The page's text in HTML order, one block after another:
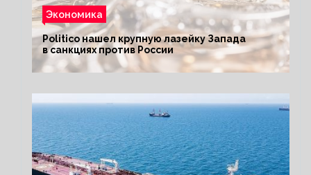
Экономика
Politico нашел крупную лазейку Запада
в санкциях против России